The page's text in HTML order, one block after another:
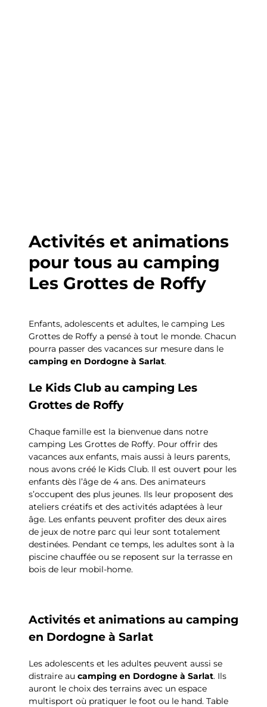
Activités et animations
pour tous au camping
Les Grottes de Roffy
Enfants, adolescents et adultes, le camping Les
Grottes de Roffy a pensé à tout le monde. Chacun
pourra passer des vacances sur mesure dans le
camping en Dordogne à Sarlat.
Le Kids Club au camping Les
Grottes de Roffy
Chaque famille est la bienvenue dans notre
camping Les Grottes de Roffy. Pour offrir des
vacances aux enfants, mais aussi à leurs parents,
nous avons créé le Kids Club. Il est ouvert pour les
enfants dès l’âge de 4 ans. Des animateurs
s’occupent des plus jeunes. Ils leur proposent des
ateliers créatifs et des activités adaptées à leur
âge. Les enfants peuvent profiter des deux aires
de jeux de notre parc qui leur sont totalement
destinées. Pendant ce temps, les adultes sont à la
piscine chauffée ou se reposent sur la terrasse en
bois de leur mobil-home.
Activités et animations au camping
en Dordogne à Sarlat
Les adolescents et les adultes peuvent aussi se
distraire au camping en Dordogne à Sarlat. Ils
auront le choix des terrains avec un espace
multisport où pratiquer le foot ou le hand. Table